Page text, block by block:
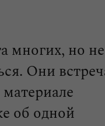
многих, но
Они
об одной